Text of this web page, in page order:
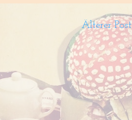
Älterer Post